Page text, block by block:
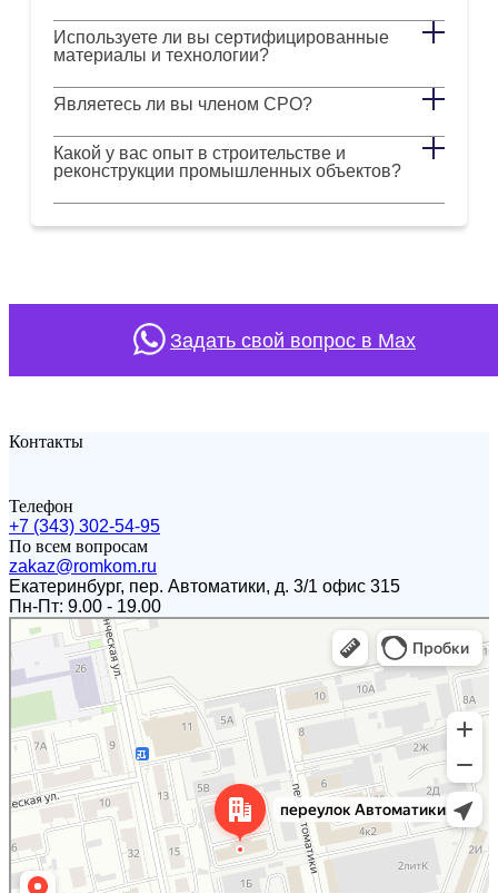
Используете ли вы сертифицированные
материалы и технологии?
Являетесь ли вы членом СРО?
Какой у вас опыт в строительстве и
реконструкции промышленных объектов?
Задать свой вопрос в Max
Контакты
Телефон
+7 (343) 302-54-95
По всем вопросам
zakaz@romkom.ru
Екатеринбург, пер. Автоматики, д. 3/1 офис 315
Пн-Пт: 9.00 - 19.00
Екатеринбург
Переулок Автоматики, 3/1 — Яндекс.Карты